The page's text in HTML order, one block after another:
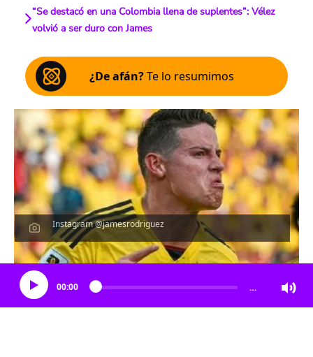
“Se destacó en una Colombia llena de suplentes”: Vélez
volvió a ser duro con James
¿De afán?Te lo resumimos
Instagram @jamesrodriguez
Escucha el artículo
00:00 …